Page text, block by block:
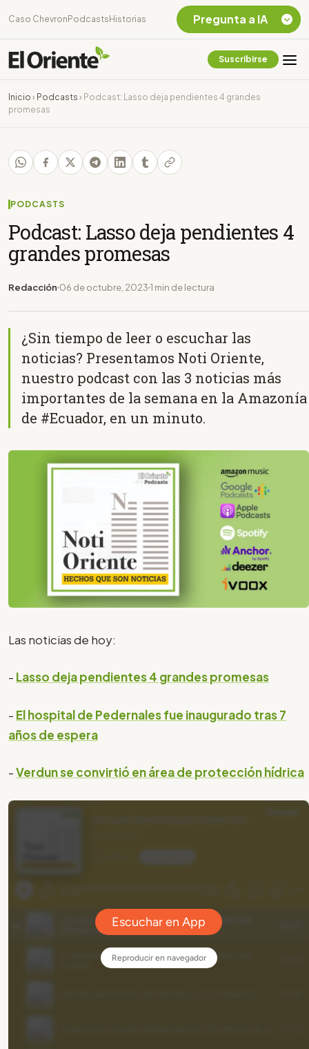
Caso Chevron Podcasts Historias
Suscribirse
Inicio › Podcasts › Podcast: Lasso deja pendientes 4 grandes
promesas
PODCASTS
Podcast: Lasso deja pendientes 4
grandes promesas
Redacción 06 de octubre, 2023 1 min de lectura
¿Sin tiempo de leer o escuchar las
noticias? Presentamos Noti Oriente,
nuestro podcast con las 3 noticias más
importantes de la semana en la Amazonía
de #Ecuador, en un minuto.
Las noticias de hoy:
- Lasso deja pendientes 4 grandes promesas
- El hospital de Pedernales fue inaugurado tras 7
años de espera
-Verdun se convirtió en área de protección hídrica
Pregunta a IA
Chevron Ecuador